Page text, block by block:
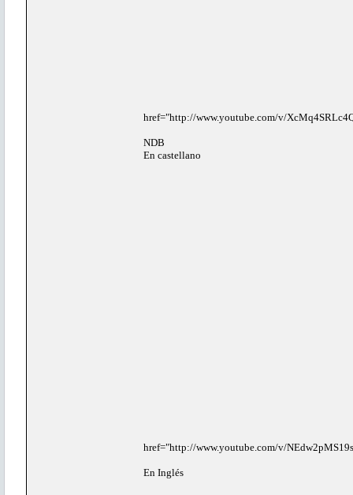
href="http://www.youtube.com/v/
NDB
En castellano
href="http://www.youtube.com/v/
En Inglés